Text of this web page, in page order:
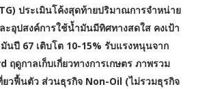
ประเมินโค้งสุดท้ายปริมาณการจำหน่าย
อุปสงค์การใช้น้ำมันมีทิศทางสดใส คงเป้า
ปี 67 เติบโต 10-15% รับแรงหนุนจาก
ฤดูกาลเก็บเกี่ยวทางการเกษตร ภาพรวม
ยวฟื้นตัว ส่วนธุรกิจ Non-Oil (ไม่รวมธุรกิจ